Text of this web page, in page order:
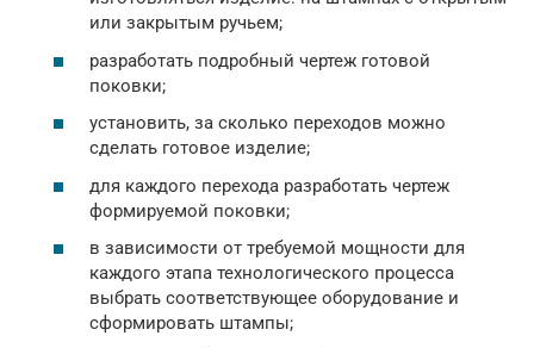
или закрытым ручьем;
разработать подробный чертеж готовой
поковки;
установить, за сколько переходов можно
сделать готовое изделие;
для каждого перехода разработать чертеж
формируемой поковки;
в зависимости от требуемой мощности для
каждого этапа технологического процесса
выбрать соответствующее оборудование и
сформировать штампы;